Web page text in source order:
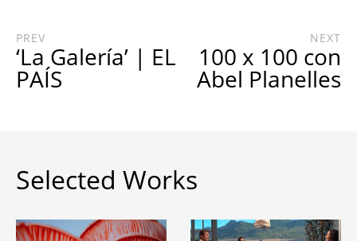
PREV
‘La Galería’ | EL
PAÍS
NEXT
100 x 100 con
Abel Planelles
Selected Works